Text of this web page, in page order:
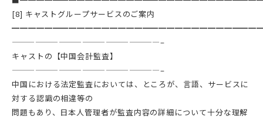
[8] キャストグループサービスのご案内
———————————————————–
キャストの【中国会計監査】
———————————————————–
中国における法定監査においては、ところが、言語、サービスに
対する認識の相違等の
問題もあり、日本人管理者が監査内容の詳細について十分な理解